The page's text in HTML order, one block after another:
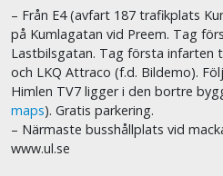
– Från E4 (avfart 187 trafikplats
på Kumlagatan vid Preem. Tag
Lastbilsgatan. Tag första infarten
och LKQ Attraco (f.d. Bildemo).
Himlen TV7 ligger i den bortre
maps). Gratis parkering.
– Närmaste busshållplats vid
www.ul.se